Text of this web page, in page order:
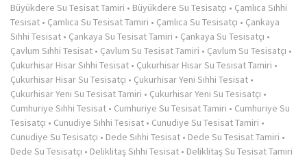
Büyükdere Su Tesisat Tamiri • Büyükdere Su Tesisatçı • Çamlıca Sıhhi
Tesisat • Çamlıca Su Tesisat Tamiri • Çamlıca Su Tesisatçı • Çankaya
Sıhhi Tesisat • Çankaya Su Tesisat Tamiri • Çankaya Su Tesisatçı •
Çavlum Sıhhi Tesisat • Çavlum Su Tesisat Tamiri • Çavlum Su Tesisatçı •
Çukurhisar Hisar Sıhhi Tesisat • Çukurhisar Hisar Su Tesisat Tamiri •
Çukurhisar Hisar Su Tesisatçı • Çukurhisar Yeni Sıhhi Tesisat •
Çukurhisar Yeni Su Tesisat Tamiri • Çukurhisar Yeni Su Tesisatçı •
Cumhuriye Sıhhi Tesisat • Cumhuriye Su Tesisat Tamiri • Cumhuriye Su
Tesisatçı • Cunudiye Sıhhi Tesisat • Cunudiye Su Tesisat Tamiri •
Cunudiye Su Tesisatçı • Dede Sıhhi Tesisat • Dede Su Tesisat Tamiri •
Dede Su Tesisatçı • Deliklitaş Sıhhi Tesisat • Deliklitaş Su Tesisat Tamiri